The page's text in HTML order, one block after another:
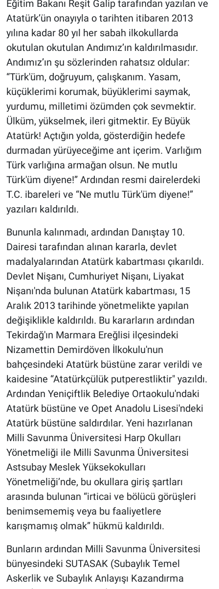
Eğitim Bakanı Reşit Galip tarafından yazılan ve
Atatürk’ün onayıyla o tarihten itibaren 2013
yılına kadar 80 yıl her sabah ilkokullarda
okutulan okutulan Andımız’ın kaldırılmasıdır.
Andımız’ın şu sözlerinden rahatsız oldular:
“Türk'üm, doğruyum, çalışkanım. Yasam,
küçüklerimi korumak, büyüklerimi saymak,
yurdumu, milletimi özümden çok sevmektir.
Ülküm, yükselmek, ileri gitmektir. Ey Büyük
Atatürk! Açtığın yolda, gösterdiğin hedefe
durmadan yürüyeceğime ant içerim. Varlığım
Türk varlığına armağan olsun. Ne mutlu
Türk'üm diyene!” Ardından resmi dairelerdeki
T.C. ibareleri ve “Ne mutlu Türk'üm diyene!”
yazıları kaldırıldı.
Bununla kalınmadı, ardından Danıştay 10.
Dairesi tarafından alınan kararla, devlet
madalyalarından Atatürk kabartması çıkarıldı.
Devlet Nişanı, Cumhuriyet Nişanı, Liyakat
Nişanı'nda bulunan Atatürk kabartması, 15
Aralık 2013 tarihinde yönetmelikte yapılan
değişiklikle kaldırıldı. Bu kararların ardından
Tekirdağ'ın Marmara Ereğlisi ilçesindeki
Nizamettin Demirdöven İlkokulu'nun
bahçesindeki Atatürk büstüne zarar verildi ve
kaidesine “Atatürkçülük putperestliktir" yazıldı.
Ardından Yeniçiftlik Belediye Ortaokulu'ndaki
Atatürk büstüne ve Opet Anadolu Lisesi'ndeki
Atatürk büstüne saldırdılar. Yeni hazırlanan
Milli Savunma Üniversitesi Harp Okulları
Yönetmeliği ile Milli Savunma Üniversitesi
Astsubay Meslek Yüksekokulları
Yönetmeliği’nde, bu okullara giriş şartları
arasında bulunan “irticai ve bölücü görüşleri
benimsememiş veya bu faaliyetlere
karışmamış olmak” hükmü kaldırıldı.
Bunların ardından Milli Savunma Üniversitesi
bünyesindeki SUTASAK (Subaylık Temel
Askerlik ve Subaylık Anlayışı Kazandırma